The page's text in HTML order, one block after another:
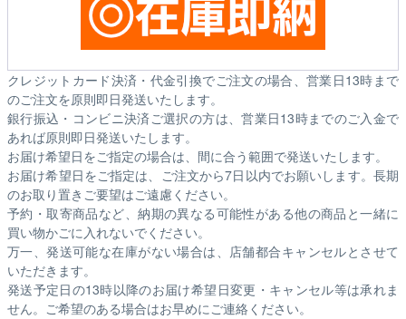
クレジットカード決済・代金引換でご注文の場合、営業日13時まで
のご注文を原則即日発送いたします。
銀行振込・コンビニ決済ご選択の方は、営業日13時までのご入金で
あれば原則即日発送いたします。
お届け希望日をご指定の場合は、間に合う範囲で発送いたします。
お届け希望日をご指定は、ご注文から7日以内でお願いします。長期
のお取り置きご要望はご遠慮ください。
予約・取寄商品など、納期の異なる可能性がある他の商品と一緒に
買い物かごに入れないでください。
万一、発送可能な在庫がない場合は、店舗都合キャンセルとさせて
いただきます。
発送予定日の13時以降のお届け希望日変更・キャンセル等は承れま
せん。ご希望のある場合はお早めにご連絡ください。